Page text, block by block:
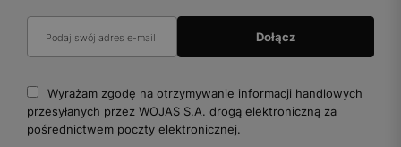
Wyrażam zgodę na otrzymywanie informacji handlowych
przesyłanych przez WOJAS S.A. drogą elektroniczną za
pośrednictwem poczty elektronicznej.